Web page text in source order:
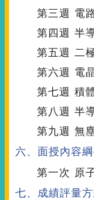
第三週
電
第四週
半
第五週
二
第六週
電
第七週
積
第八週
半
第九週
無
六、面授內容綱
第一次
原
七、成績評量方